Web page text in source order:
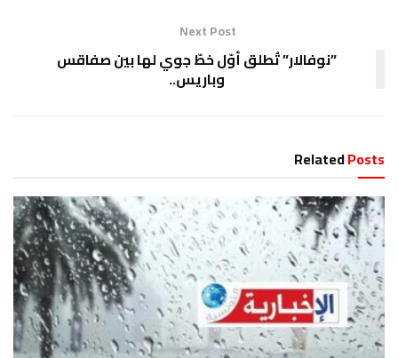
Next Post
”نوفالار” تُطلق أوّل خطّ جوي لها بين صفاقس
وباريس..
RelatedPosts